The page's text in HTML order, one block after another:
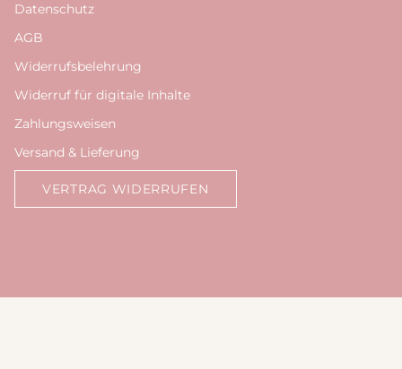
Datenschutz
AGB
Widerrufsbelehrung
Widerruf für digitale Inhalte
Zahlungsweisen
Versand & Lieferung
VERTRAG WIDERRUFEN